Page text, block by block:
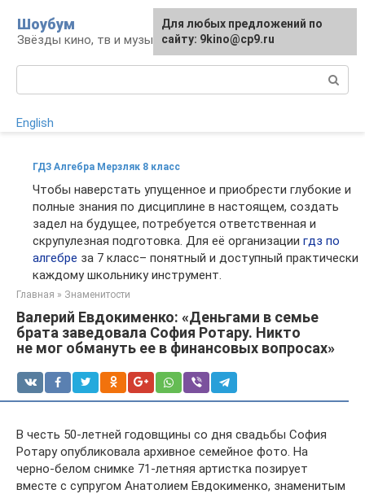
контенту
Шоубум
Звёзды кино, тв и музыки
English
ГДЗ Алгебра Мерзляк 8 класс
Чтобы наверстать упущенное и приобрести глубокие и
полные знания по дисциплине в настоящем, создать
задел на будущее, потребуется ответственная и
скрупулезная подготовка. Для её организации гдз по
алгебре за 7 класс– понятный и доступный практически
каждому школьнику инструмент.
Главная » Знаменитости
Валерий Евдокименко: «Деньгами в семье
брата заведовала София Ротару. Никто
не мог обмануть ее в финансовых вопросах»
В честь 50-летней годовщины со дня свадьбы София
Ротару опубликовала архивное семейное фото. На
черно-белом снимке 71-летняя артистка позирует
вместе с супругом Анатолием Евдокименко, знаменитым
Для любых предложений по
сайту: 9kino@cp9.ru